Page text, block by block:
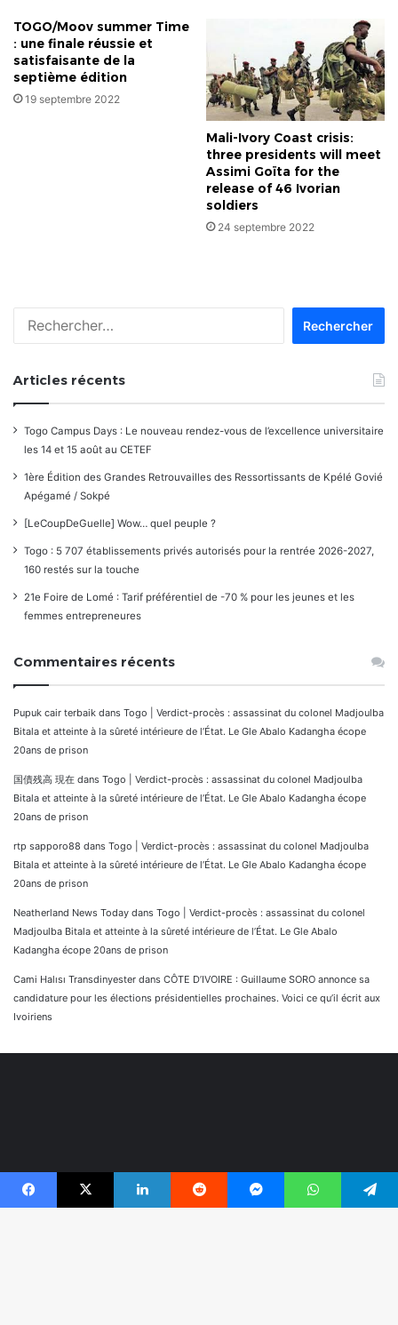
FOKA
TOGO/Moov summer Time
: une finale réussie et
satisfaisante de la
septième édition
19 septembre 2022
Mali-Ivory Coast crisis:
three presidents will meet
Assimi Goïta for the
release of 46 Ivorian
soldiers
24 septembre 2022
Articles récents
Togo Campus Days : Le nouveau rendez-vous de l’excellence universitaire
les 14 et 15 août au CETEF
1ère Édition des Grandes Retrouvailles des Ressortissants de Kpélé Govié
Apégamé / Sokpé
[LeCoupDeGuelle] Wow… quel peuple ?
Togo : 5 707 établissements privés autorisés pour la rentrée 2026-2027,
160 restés sur la touche
21e Foire de Lomé : Tarif préférentiel de -70 % pour les jeunes et les
femmes entrepreneures
Commentaires récents
Pupuk cair terbaik dans Togo | Verdict-procès : assassinat du colonel Madjoulba
Bitala et atteinte à la sûreté intérieure de l’État. Le Gle Abalo Kadangha écope
20ans de prison
国債残高 現在 dans Togo | Verdict-procès : assassinat du colonel Madjoulba
Bitala et atteinte à la sûreté intérieure de l’État. Le Gle Abalo Kadangha écope
20ans de prison
rtp sapporo88 dans Togo | Verdict-procès : assassinat du colonel Madjoulba
Bitala et atteinte à la sûreté intérieure de l’État. Le Gle Abalo Kadangha écope
20ans de prison
Neatherland News Today dans Togo | Verdict-procès : assassinat du colonel
Madjoulba Bitala et atteinte à la sûreté intérieure de l’État. Le Gle Abalo
Kadangha écope 20ans de prison
Cami Halısı Transdinyester dans CÔTE D’IVOIRE : Guillaume SORO annonce sa
candidature pour les élections présidentielles prochaines. Voici ce qu’il écrit aux
Ivoiriens
Facebook X Linkedin Reddit Messenger WhatsApp Telegram